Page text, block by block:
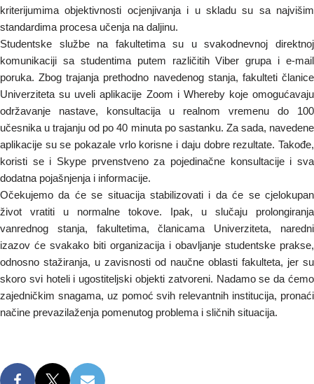
kriterijumima objektivnosti ocjenjivanja i u skladu su sa najvišim
standardima procesa učenja na daljinu.
Studentske službe na fakultetima su u svakodnevnoj direktnoj
komunikaciji sa studentima putem različitih Viber grupa i e-mail
poruka. Zbog trajanja prethodno navedenog stanja, fakulteti članice
Univerziteta su uveli aplikacije Zoom i Whereby koje omogućavaju
održavanje nastave, konsultacija u realnom vremenu do 100
učesnika u trajanju od po 40 minuta po sastanku. Za sada, navedene
aplikacije su se pokazale vrlo korisne i daju dobre rezultate. Takođe,
koristi se i Skype prvenstveno za pojedinačne konsultacije i sva
dodatna pojašnjenja i informacije.
Očekujemo da će se situacija stabilizovati i da će se cjelokupan
život vratiti u normalne tokove. Ipak, u slučaju prolongiranja
vanrednog stanja, fakultetima, članicama Univerziteta, naredni
izazov će svakako biti organizacija i obavljanje studentske prakse,
odnosno stažiranja, u zavisnosti od naučne oblasti fakulteta, jer su
skoro svi hoteli i ugostiteljski objekti zatvoreni. Nadamo se da ćemo
zajedničkim snagama, uz pomoć svih relevantnih institucija, pronaći
načine prevazilaženja pomenutog problema i sličnih situacija.